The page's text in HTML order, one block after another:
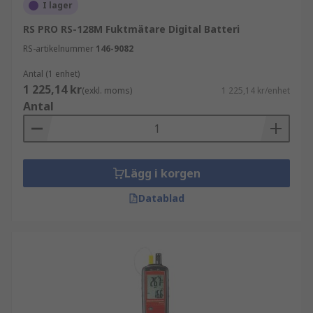
skonsam mätning utan håltagning
Kombinerade enheter mäter även
temperatur och luftfuktighet
Industriella modeller används för
kontinuerlig övervakning
För byggapplikationer är modeller med hög
noggrannhet och materialanpassning att föredra.
Viktiga specifikationer att jämföra
För att välja rätt fuktmätare bör du fokusera på:
Materialkompatibilitet
mätmetod, exempelvis stift eller kontaktlös
kalibrering och inställningar
I lager
RS PRO RS-128M Fuktmätare Digital Batteri
RS-artikelnummer 146-9082
Antal (1 enhet)
1 225,14 kr(exkl. moms) 1 225,14 kr/enhet
Antal
Lägg i korgen
Datablad